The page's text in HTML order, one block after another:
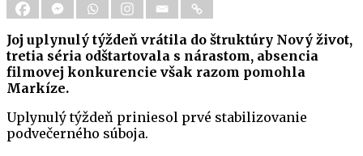
Joj uplynulý týždeň vrátila do štruktúry Nový život,
tretia séria odštartovala s nárastom, absencia
filmovej konkurencie však razom pomohla
Markíze.
Uplynulý týždeň priniesol prvé stabilizovanie
podvečerného súboja.